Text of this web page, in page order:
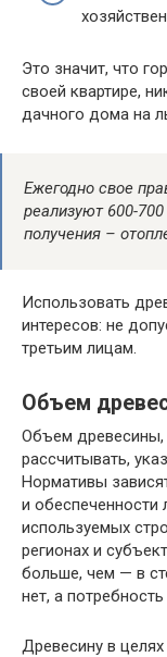
Это значит, что
своей квартире,
дачного дома на
Ежегодно свое
реализуют 600-
получения –
Использовать
интересов: не
третьим лицам.
Объем
Объем древесины,
рассчитывать,
Нормативы
и обеспеченности
используемых
регионах и
больше, чем — в
нет, а
Древесину в